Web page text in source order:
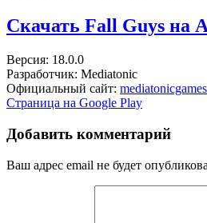
Скачать Fall Guys на
Версия: 18.0.0
Разработчик: Mediatonic
Официальный сайт:
Страница на Google Play
Добавить комментарий
Ваш адрес email не будет